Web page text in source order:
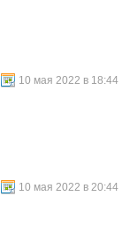
10 мая 2022 в 18:44
10 мая 2022 в 20:44